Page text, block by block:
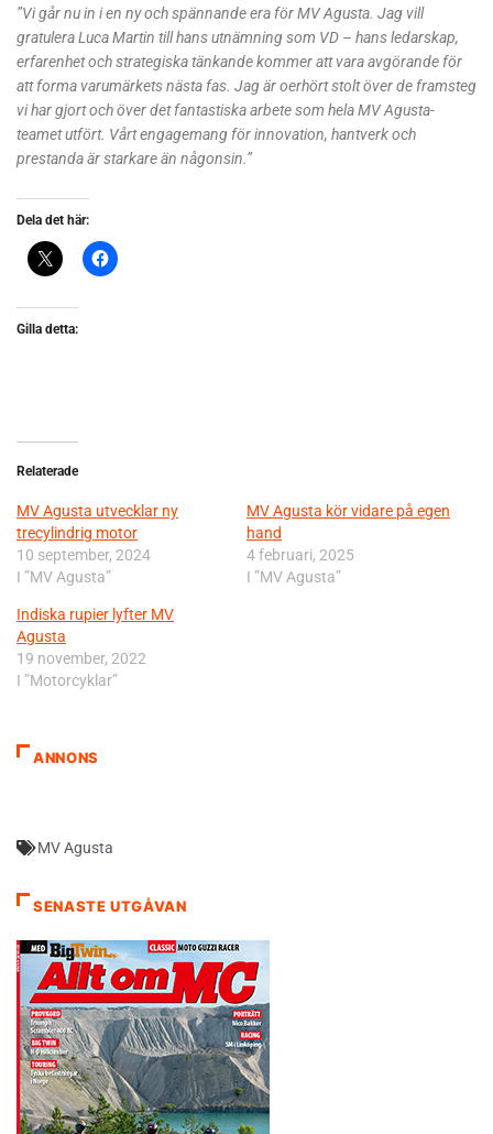
”Vi går nu in i en ny och spännande era för MV Agusta. Jag vill
gratulera Luca Martin till hans utnämning som VD – hans ledarskap,
erfarenhet och strategiska tänkande kommer att vara avgörande för
att forma varumärkets nästa fas. Jag är oerhört stolt över de framsteg
vi har gjort och över det fantastiska arbete som hela MV Agusta-
teamet utfört. Vårt engagemang för innovation, hantverk och
prestanda är starkare än någonsin.”
Dela det här:
Gilla detta:
Relaterade
MV Agusta utvecklar ny
trecylindrig motor
10 september, 2024
I ”MV Agusta”
MV Agusta kör vidare på egen
hand
4 februari, 2025
I ”MV Agusta”
Indiska rupier lyfter MV
Agusta
19 november, 2022
I ”Motorcyklar”
ANNONS
MV Agusta
SENASTE UTGÅVAN